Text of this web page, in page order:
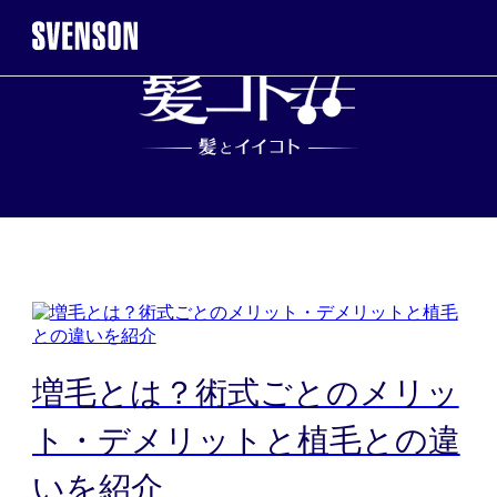
まずは無料相談を。お気軽にご来店くだ
0120-17-7109
ご契約者様
増毛とは？術式ごとのメリッ
ト・デメリットと植毛との違
いを紹介